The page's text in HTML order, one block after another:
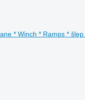
* Winch * Ramps *